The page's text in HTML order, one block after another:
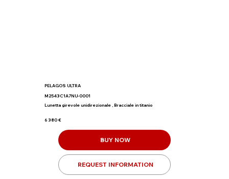
PELAGOS ULTRA
M2543C1A7NU-0001
Lunetta girevole unidirezionale , Bracciale in titanio
6 380 €
BUY NOW
REQUEST INFORMATION